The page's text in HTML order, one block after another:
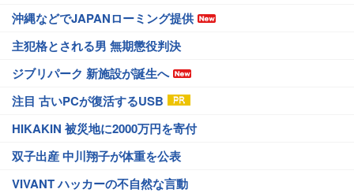
沖縄などでJAPANローミング提供
主犯格とされる男 無期懲役判決
ジブリパーク 新施設が誕生へ
注目 古いPCが復活するUSB
HIKAKIN 被災地に2000万円を寄付
双子出産 中川翔子が体重を公表
VIVANT ハッカーの不自然な言動